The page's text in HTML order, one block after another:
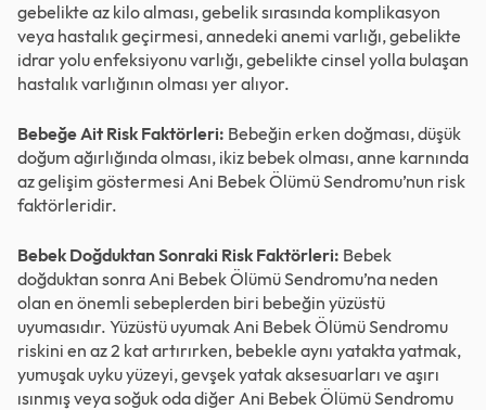
gebelikte az kilo alması, gebelik sırasında komplikasyon
veya hastalık geçirmesi, annedeki anemi varlığı, gebelikte
idrar yolu enfeksiyonu varlığı, gebelikte cinsel yolla bulaşan
hastalık varlığının olması yer alıyor.
Bebeğe Ait Risk Faktörleri: Bebeğin erken doğması, düşük
doğum ağırlığında olması, ikiz bebek olması, anne karnında
az gelişim göstermesi Ani Bebek Ölümü Sendromu’nun risk
faktörleridir.
Bebek Doğduktan Sonraki Risk Faktörleri: Bebek
doğduktan sonra Ani Bebek Ölümü Sendromu’na neden
olan en önemli sebeplerden biri bebeğin yüzüstü
uyumasıdır. Yüzüstü uyumak Ani Bebek Ölümü Sendromu
riskini en az 2 kat artırırken, bebekle aynı yatakta yatmak,
yumuşak uyku yüzeyi, gevşek yatak aksesuarları ve aşırı
ısınmış veya soğuk oda diğer Ani Bebek Ölümü Sendromu